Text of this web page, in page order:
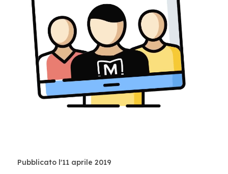
Pubblicato l'11 aprile 2019